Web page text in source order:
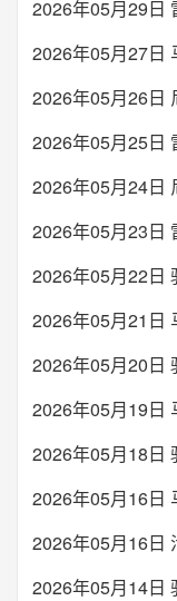
2026年05月29日
2026年05月27日
2026年05月25日
2026年05月23日
2026年05月21日
2026年05月19日
2026年05月18日
2026年05月16日
2026年05月14日